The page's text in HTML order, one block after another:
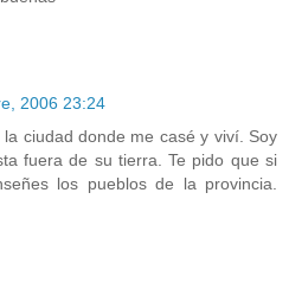
2006 23:24
ciudad donde me casé y viví. Soy
fuera de su tierra. Te pido que si
los pueblos de la provincia.